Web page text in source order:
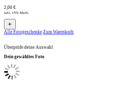
2,00 €
inkl. 19% MwSt.
+
Alle Fotogeschenke Zum Warenkorb
Überprüfe deine Auswahl
Dein gewähltes Foto